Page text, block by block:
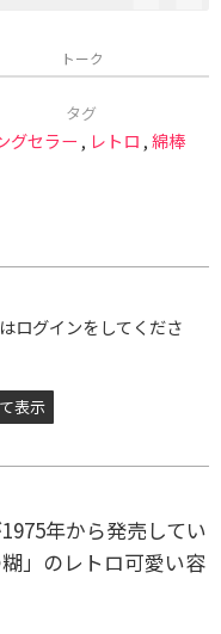
トーク
タグ
グセラー , レトロ ,綿棒
ログインをしてくださ
表示
年から発売してい
」のレトロ可愛い容